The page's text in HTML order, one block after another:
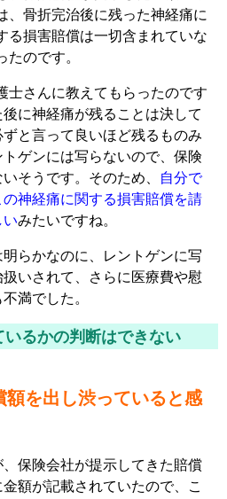
、骨折完治後に残った神経痛に
る損害賠償は一切含まれていな
たのです。
士さんに教えてもらったのです
に神経痛が残ることは決して
と言って良いほど残るものみ
ゲンには写らないので、保険
そうです。そのため、
自分で
神経痛に関する損害賠償を請
いみたいですね。
らかなのに、レントゲンに写
いされて、さらに医療費や慰
満でした。
いるかの判断はできない
を出し渋っていると感
保険会社が提示してきた賠償
額が記載されていたので、こ